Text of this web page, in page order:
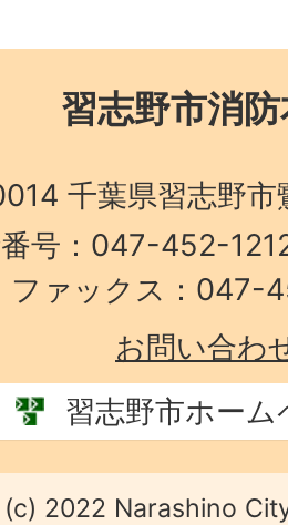
習志野市消
千葉県習志野市
号：047-452-
ファックス：047-
お問い合わ
習志野市ホーム
2022 Narashino